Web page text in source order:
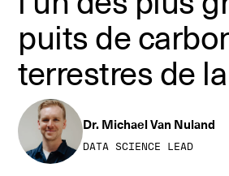
VIDÉO : RACHAEL CARGILL (AMOLF, VU) POSTPRODUCTION :
puits de
terrestres de
Dr. Michael Van Nuland
DATA SCIENCE LEAD